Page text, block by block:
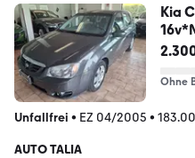
Kia
Ohne
Unfallfrei • EZ 04/2005 •
AUTO TALIA